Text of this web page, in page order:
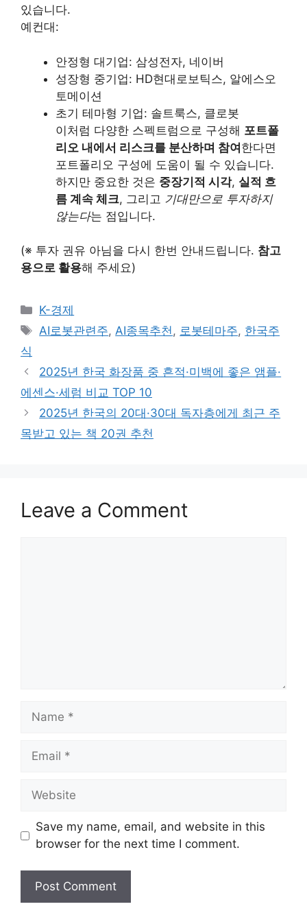
있습니다.
예컨대:
안정형 대기업: 삼성전자, 네이버
성장형 중기업: HD현대로보틱스, 알에스오
토메이션
초기 테마형 기업: 솔트룩스, 클로봇
이처럼 다양한 스펙트럼으로 구성해 포트폴
리오 내에서 리스크를 분산하며 참여한다면
포트폴리오 구성에 도움이 될 수 있습니다.
하지만 중요한 것은 중장기적 시각, 실적 흐
름 계속 체크, 그리고 기대만으로 투자하지
않는다는 점입니다.
(※ 투자 권유 아님을 다시 한번 안내드립니다. 참고
용으로 활용해 주세요)
Categories
K-경제
Tags
AI로봇관련주,AI종목추천, 로봇테마주, 한국주
식
2025년 한국 화장품 중 흔적·미백에 좋은 앰플·
에센스·세럼 비교 TOP 10
2025년 한국의 20대·30대 독자층에게 최근 주
목받고 있는 책 20권 추천
Leave a Comment
Name
Email
Website
Save my name, email, and website in this
browser for the next time I comment.